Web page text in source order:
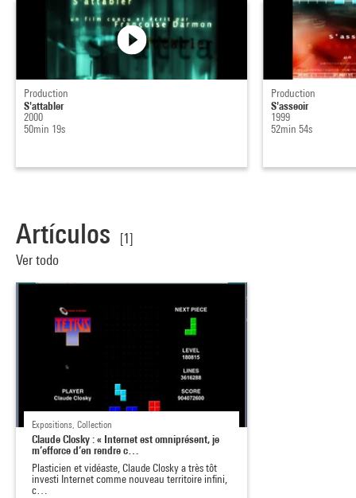
Production
S'attabler
2000
50min 19s
Production
S'asseoir
1999
52min 54s
Artículos
[1]
Ver todo
Expositions, Collection
Claude Closky : « Internet est omniprésent, je
m’efforce d’en rendre c…
Plasticien et vidéaste, Claude Closky a très tôt
investi Internet comme nouveau territoire infini,
c…